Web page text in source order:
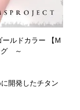
ルドカラー 【M
グ ～
開発したチタン